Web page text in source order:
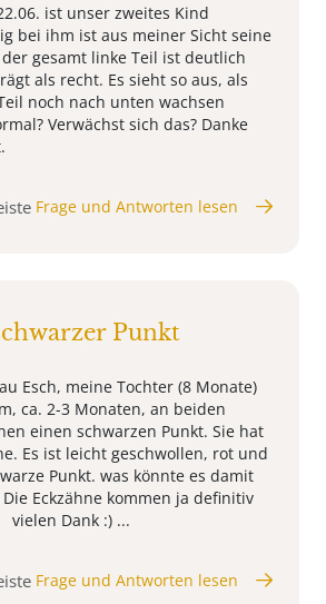
ist unser zweites Kind
bei ihm ist aus meiner Sicht seine
gesamt linke Teil ist deutlich
als recht. Es sieht so aus, als
noch nach unten wachsen
Verwächst sich das? Danke
Frage und Antworten lesen
Punkt
Esch, meine Tochter (8 Monate)
ca. 2-3 Monaten, an beiden
einen schwarzen Punkt. Sie hat
Es ist leicht geschwollen, rot und
Punkt. was könnte es damit
Eckzähne kommen ja definitiv
Dank :) ...
Frage und Antworten lesen